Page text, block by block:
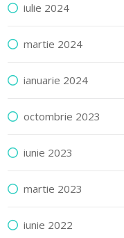
iulie 2024
martie 2024
ianuarie 2024
octombrie 2023
iunie 2023
martie 2023
iunie 2022